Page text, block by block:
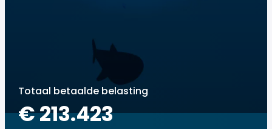
Totaal betaalde belasting
€ 213.423